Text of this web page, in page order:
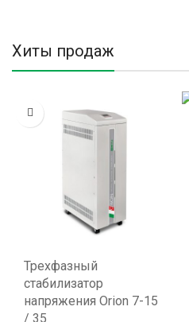
Хиты продаж
Трехфазный
стабилизатор
напряжения Orion 7-15
/ 35